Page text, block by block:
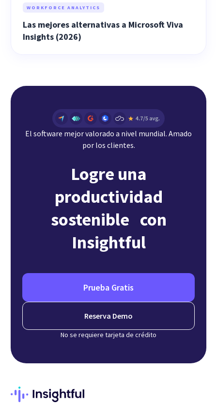
WORKFORCE ANALYTICS
Las mejores alternativas a Microsoft Viva
Insights (2026)
El software mejor valorado a nivel mundial. Amado
por los clientes.
Logre una
productividad
sostenible con
Insightful
Prueba Gratis
Reserva Demo
No se requiere tarjeta de crédito